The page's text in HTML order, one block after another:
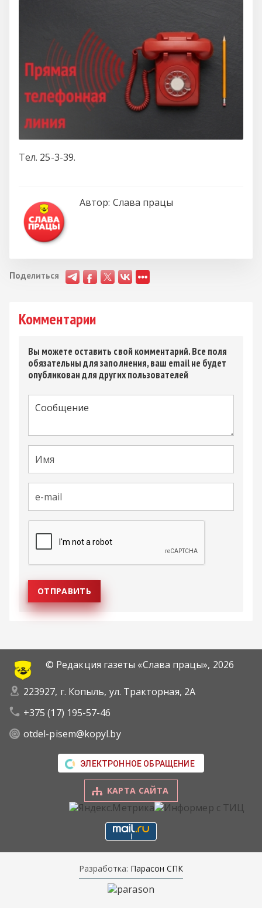
Тел. 25-3-39.
Автор: Слава працы
Поделиться
Комментарии
Вы можете оставить свой комментарий. Все поля
обязательны для заполнения, ваш email не будет
опубликован для других пользователей
© Редакция газеты «Слава працы», 2026
223927, г. Копыль, ул. Тракторная, 2А
+375 (17) 195-57-46
otdel-pisem@kopyl.by
ЭЛЕКТРОННОЕ ОБРАЩЕНИЕ
КАРТА САЙТА
Разработка: Парасон СПК